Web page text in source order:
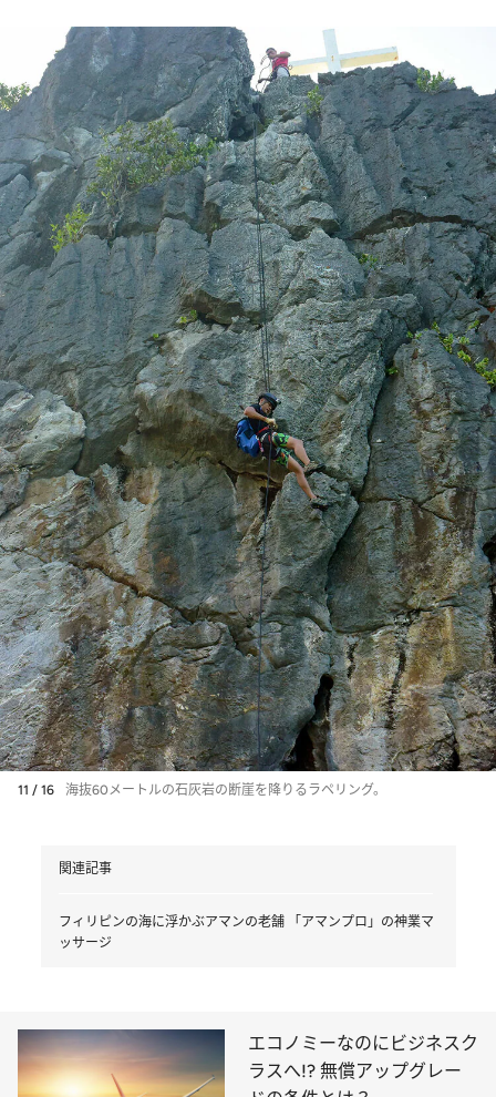
11 / 16 海抜60メートルの石灰岩の断崖を降りるラペリング。
関連記事
フィリピンの海に浮かぶアマンの老舗 「アマンプロ」の神業マ
ッサージ
エコノミーなのにビジネスク
ラスへ!? 無償アップグレー